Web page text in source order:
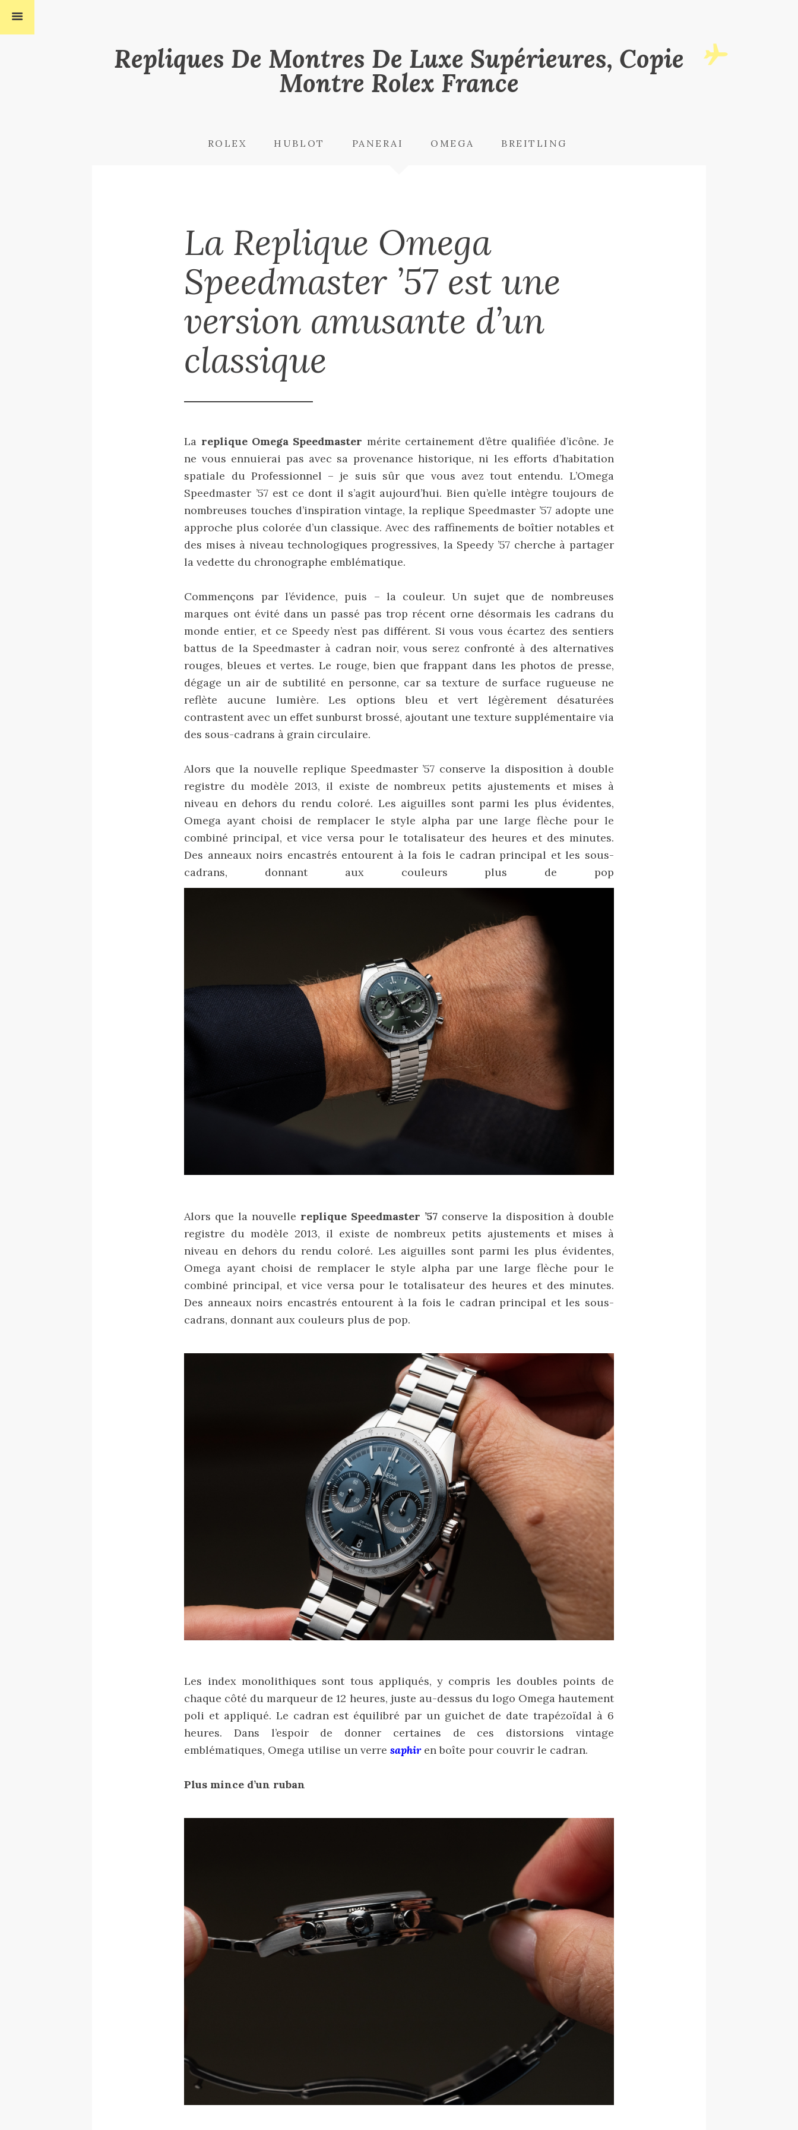
Repliques De Montres De Luxe Supérieures, Copie
Montre Rolex France
ROLEX HUBLOT PANERAI OMEGA BREITLING
La Replique Omega
Speedmaster ’57 est une
version amusante d’un
classique
La replique Omega Speedmaster mérite certainement d’être qualifiée d’icône. Je
ne vous ennuierai pas avec sa provenance historique, ni les efforts d’habitation
spatiale du Professionnel – je suis sûr que vous avez tout entendu. L’Omega
Speedmaster ’57 est ce dont il s’agit aujourd’hui. Bien qu’elle intègre toujours de
nombreuses touches d’inspiration vintage, la replique Speedmaster ’57 adopte une
approche plus colorée d’un classique. Avec des raffinements de boîtier notables et
des mises à niveau technologiques progressives, la Speedy ’57 cherche à partager
la vedette du chronographe emblématique.
Commençons par l’évidence, puis – la couleur. Un sujet que de nombreuses
marques ont évité dans un passé pas trop récent orne désormais les cadrans du
monde entier, et ce Speedy n’est pas différent. Si vous vous écartez des sentiers
battus de la Speedmaster à cadran noir, vous serez confronté à des alternatives
rouges, bleues et vertes. Le rouge, bien que frappant dans les photos de presse,
dégage un air de subtilité en personne, car sa texture de surface rugueuse ne
reflète aucune lumière. Les options bleu et vert légèrement désaturées
contrastent avec un effet sunburst brossé, ajoutant une texture supplémentaire via
des sous-cadrans à grain circulaire.
Alors que la nouvelle replique Speedmaster ’57 conserve la disposition à double
registre du modèle 2013, il existe de nombreux petits ajustements et mises à
niveau en dehors du rendu coloré. Les aiguilles sont parmi les plus évidentes,
Omega ayant choisi de remplacer le style alpha par une large flèche pour le
combiné principal, et vice versa pour le totalisateur des heures et des minutes.
Des anneaux noirs encastrés entourent à la fois le cadran principal et les sous-
cadrans, donnant aux couleurs plus de pop
Alors que la nouvelle replique Speedmaster ’57conserve la disposition à double
registre du modèle 2013, il existe de nombreux petits ajustements et mises à
niveau en dehors du rendu coloré. Les aiguilles sont parmi les plus évidentes,
Omega ayant choisi de remplacer le style alpha par une large flèche pour le
combiné principal, et vice versa pour le totalisateur des heures et des minutes.
Des anneaux noirs encastrés entourent à la fois le cadran principal et les sous-
cadrans, donnant aux couleurs plus de pop.
Les index monolithiques sont tous appliqués, y compris les doubles points de
chaque côté du marqueur de 12 heures, juste au-dessus du logo Omega hautement
poli et appliqué. Le cadran est équilibré par un guichet de date trapézoïdal à 6
heures. Dans l’espoir de donner certaines de ces distorsions vintage
emblématiques, Omega utilise un verresaphiren boîte pour couvrir le cadran.
Plus mince d’un ruban